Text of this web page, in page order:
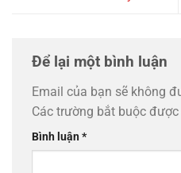
Để lại một bình luận
Email của bạn sẽ không
Các trường bắt buộc
Bình luận*